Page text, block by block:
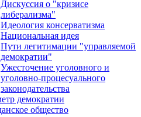
Дискуссия о "кризисе
либерализма"
Идеология консерватизма
Национальная идея
Пути легитимации "управляемой
демократии"
Ужесточение уголовного и
уголовно-процесуального
законодательства
демократии
общество